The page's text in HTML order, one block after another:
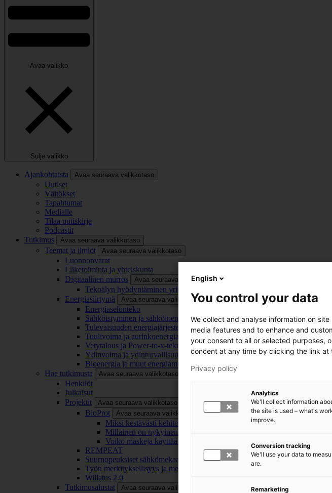
Avaa valikko
Sulje valikko
Ajankohtaista Avaa seuraava valikkotaso
Uutiset
Väitökset
Tapahtumat
Medialle
Tilaa uutiskirje
Podcastit
Tutkimus
Avaa seuraava valikkotaso
Teemat ja ilmiöt Avaa seuraava valikkotaso
Luonnonvarat
Liiketoiminta ja yhteiskunta
Digitaalinen murros
Avaa seuraava valikkotaso
Tekoälyn hyödyntäminen yrityksissä
Energiasiirtymä
Avaa seuraava valikkotaso
Energiaselonteko
Sähköistyminen ja sähköinen liikenne
Tulevaisuuden energiajärjestelmä
Tuulivoima ja aurinkoenergia
Vetytalous ja Power-to-x-teknologia
Ydinvoima ja ydinturvallisuus
Bioenergia ja muut energiamuodot
Hae tutkimusta
Avaa seuraava valikkotaso
Henkilöt
Julkaisut
Projektit
Avaa seuraava valikkotaso
BioProt Avaa seuraava valikkotaso
Miksi kestävästi kehitetty maski on tärkeä?
Millainen on nykyinen ja tulevaisuuden kasvomaski?
Voiko maskeja käyttää uudelleen ja kierrättää?
REMPEAT
Suurnopeuksiset sähkömekaaniset energianmuunnosjärjestelmät
Työn merkityksellisyys ja merkityksettömyys
Willatus 2.0
Tutkimusalustat
Avaa seuraava valikkotaso
English
You control your data
We collect and analyse information on
media features and to enhance and
your consent to all or selected purposes,
concent at any time by clicking the link
Privacy policy
Analytics
We'll collect information
the site is used – what's
improve.
Conversion tracking
We'll use your data to
are.
Remarketing